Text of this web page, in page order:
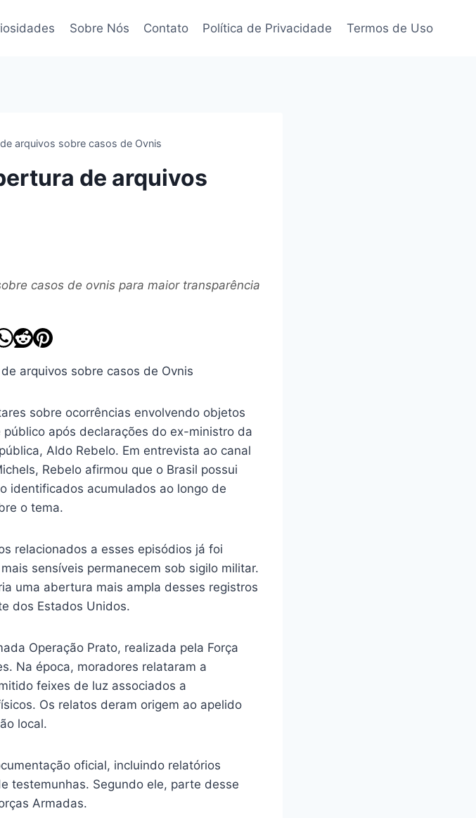
Sobre Nós Contato Política de Privacidade Termos de Uso
arquivos sobre casos de Ovnis
de arquivos
casos de ovnis para maior transparência
sobre ocorrências envolvendo objetos
após declarações do ex-ministro da
Aldo Rebelo. Em entrevista ao canal
Rebelo afirmou que o Brasil possui
identificados acumulados ao longo de
o tema.
relacionados a esses episódios já foi
sensíveis permanecem sob sigilo militar.
uma abertura mais ampla desses registros
dos Estados Unidos.
Operação Prato, realizada pela Força
Na época, moradores relataram a
feixes de luz associados a
Os relatos deram origem ao apelido
local.
oficial, incluindo relatórios
testemunhas. Segundo ele, parte desse
Armadas.